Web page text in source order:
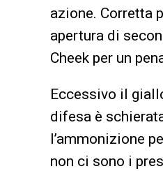
azione. Corretta
apertura di
Cheek per un
Eccessivo il
difesa è
l’ammonizione
non ci sono i